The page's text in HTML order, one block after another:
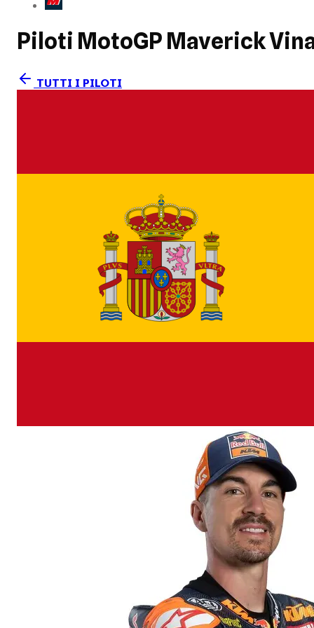
Piloti MotoGP Maverick
TUTTI I PILOTI